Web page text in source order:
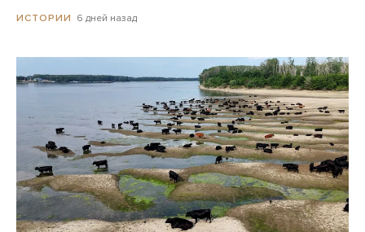
ИСТОРИИ 6 дней назад